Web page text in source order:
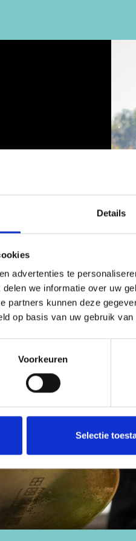
Details
advertenties te
we informatie over uw
partners kunnen deze
op basis van uw gebruik
Voorkeuren
Selectie